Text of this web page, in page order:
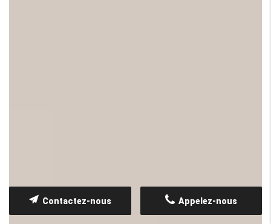
Appelez-nous
Contactez-nous